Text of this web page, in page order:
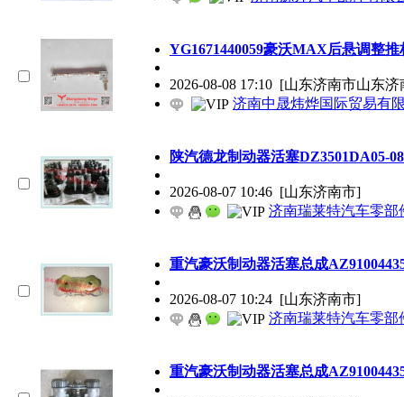
YG1671440059豪沃MAX后悬调整推
2026-08-08 17:10 [山东济南市山东
济南中晟炜烨国际贸易有
陕汽德龙制动器活塞DZ3501DA05-
2026-08-07 10:46 [山东济南市]
济南瑞莱特汽车零部
重汽豪沃制动器活塞总成
2026-08-07 10:24 [山东济南市]
济南瑞莱特汽车零部
重汽豪沃制动器活塞总成